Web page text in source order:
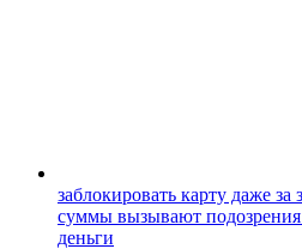
заблокировать карту даже
суммы вызывают подозрения
деньги